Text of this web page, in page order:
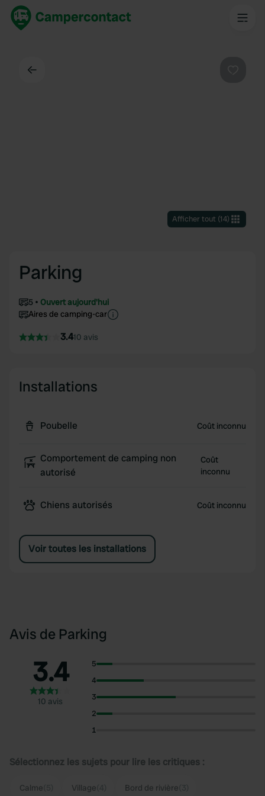
Afficher tout(14)
Parking
5
Ouvert aujourd'hui
Aires de camping-car
3.410 avis
Installations
Poubelle Coût inconnu
Comportement de camping non
autorisé
Coût
inconnu
Chiens autorisés Coût inconnu
Voir toutes les installations
Avis de Parking
3.4
10 avis
5
4
3
2
1
Sélectionnez les sujets pour lire les critiques :
Calme Village Bord de rivière